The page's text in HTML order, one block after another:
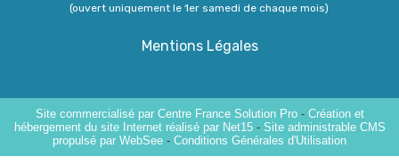
(ouvert uniquement le 1er samedi de chaque mois)
Mentions Légales
Site commercialisé par Centre France Solution Pro- Création et
hébergement du site Internet réalisé par Net15- Site administrable CMS
propulsé par WebSee - Conditions Générales d'Utilisation